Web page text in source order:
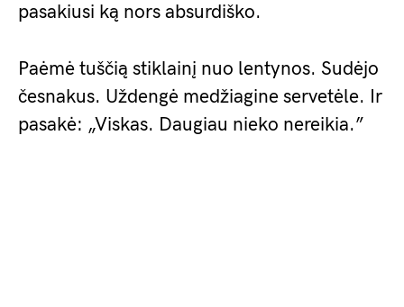
pasakiusi ką nors absurdiško.
Paėmė tuščią stiklainį nuo lentynos. Sudėjo
česnakus. Uždengė medžiagine servetėle. Ir
pasakė: „Viskas. Daugiau nieko nereikia.”